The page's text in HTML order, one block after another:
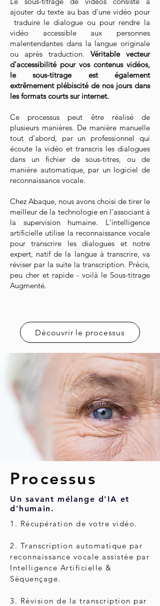
ajouter du texte au bas d'une vidéo pour
traduire le dialogue ou pour rendre la
vidéo accessible aux personnes
malentendantes dans la langue originale
ou après traduction. Véritable vecteur
d'accessibilité pour vos contenus vidéos,
le sous-titrage est également
extrêmement plébiscité de nos jours dans
les formats courts sur internet.
Ce processus peut être réalisé de
plusieurs manières. De manière manuelle
tout d'abord, par un professionnel qui
écoute la vidéo et transcris les dialogues
dans un fichier de sous-titres, ou de
manière automatique, par un logiciel de
reconnaissance vocale.
Chez Abaque, nous avons choisi de tirer le
meilleur de la technologie en l'associant à
la supervision humaine. L'intelligence
artificielle utilise la reconnaissance vocale
pour transcrire les dialogues et notre
expert, natif de la langue à transcrire, va
réviser par la suite la transcription. Précis,
peu cher et rapide - voilà le Sous-titrage
Augmenté.
Découvrir le processus
Processus
Un savant mélange d'IA et
d'humain.
1. Récupération de votre vidéo.
2. Transcription automatique par
reconnaissance vocale assistée par
Intelligence Artificielle &
Séquençage.
3. Révision de la transcription par